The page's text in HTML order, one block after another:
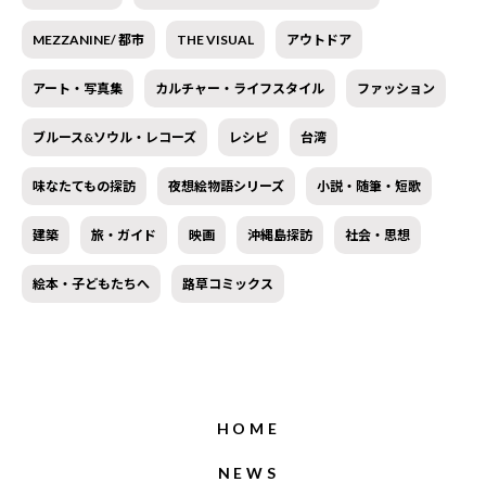
MEZZANINE/ 都市 THE VISUAL アウトドア
アート・写真集 カルチャー・ライフスタイル ファッション
ブルース&ソウル・レコーズ レシピ 台湾
味なたてもの探訪 夜想絵物語シリーズ 小説・随筆・短歌
建築 旅・ガイド 映画 沖縄島探訪 社会・思想
絵本・子どもたちへ 路草コミックス
HOME
NEWS